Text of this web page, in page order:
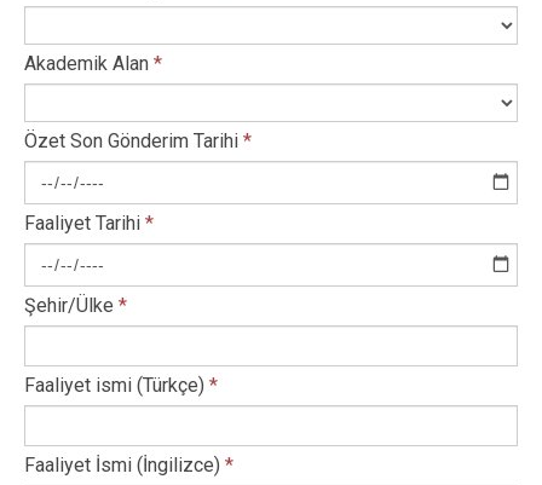
Akademik Alan *
Özet Son Gönderim Tarihi *
Faaliyet Tarihi *
Şehir/Ülke *
Faaliyet ismi (Türkçe) *
Faaliyet İsmi (İngilizce) *